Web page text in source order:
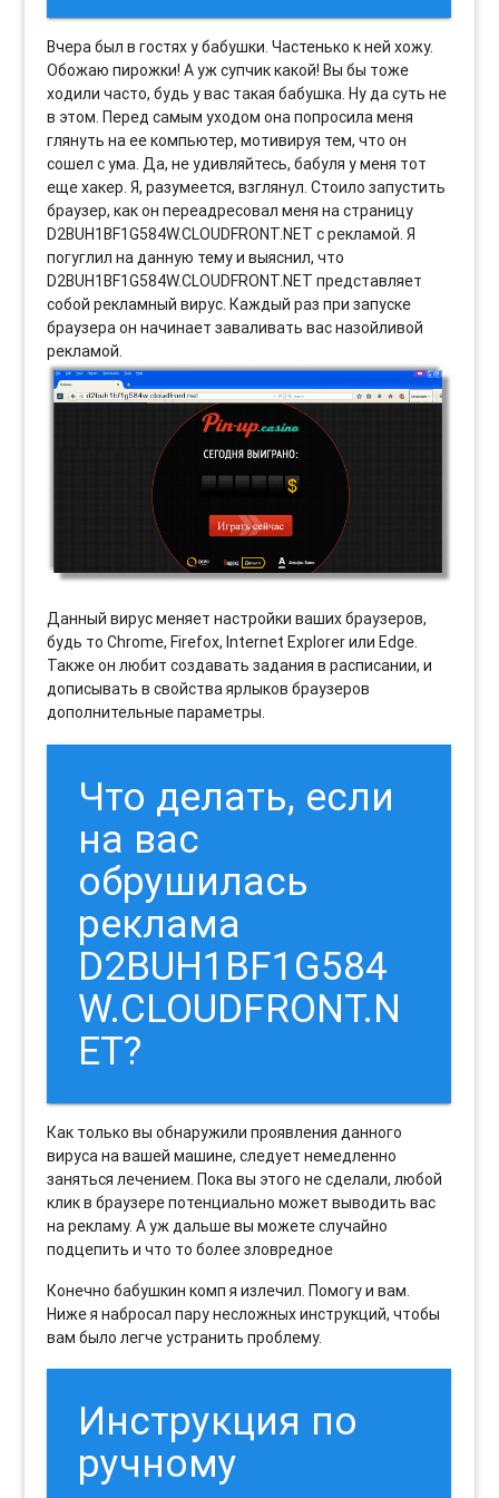
Вчера был в гостях у бабушки. Частенько к ней хожу.
Обожаю пирожки! А уж супчик какой! Вы бы тоже
ходили часто, будь у вас такая бабушка. Ну да суть не
в этом. Перед самым уходом она попросила меня
глянуть на ее компьютер, мотивируя тем, что он
сошел с ума. Да, не удивляйтесь, бабуля у меня тот
еще хакер. Я, разумеется, взглянул. Стоило запустить
браузер, как он переадресовал меня на страницу
D2BUH1BF1G584W.CLOUDFRONT.NET с рекламой. Я
погуглил на данную тему и выяснил, что
D2BUH1BF1G584W.CLOUDFRONT.NET представляет
собой рекламный вирус. Каждый раз при запуске
браузера он начинает заваливать вас назойливой
рекламой.
Данный вирус меняет настройки ваших браузеров,
будь то Chrome, Firefox, Internet Explorer или Edge.
Также он любит создавать задания в расписании, и
дописывать в свойства ярлыков браузеров
дополнительные параметры.
Что делать, если
на вас
обрушилась
реклама
D2BUH1BF1G584
W.CLOUDFRONT.N
ET?
Как только вы обнаружили проявления данного
вируса на вашей машине, следует немедленно
заняться лечением. Пока вы этого не сделали, любой
клик в браузере потенциально может выводить вас
на рекламу. А уж дальше вы можете случайно
подцепить и что то более зловредное
Конечно бабушкин комп я излечил. Помогу и вам.
Ниже я набросал пару несложных инструкций, чтобы
вам было легче устранить проблему.
Инструкция по
ручному